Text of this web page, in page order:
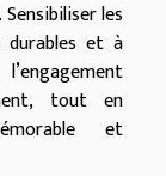
les
durables et à
tout en
et